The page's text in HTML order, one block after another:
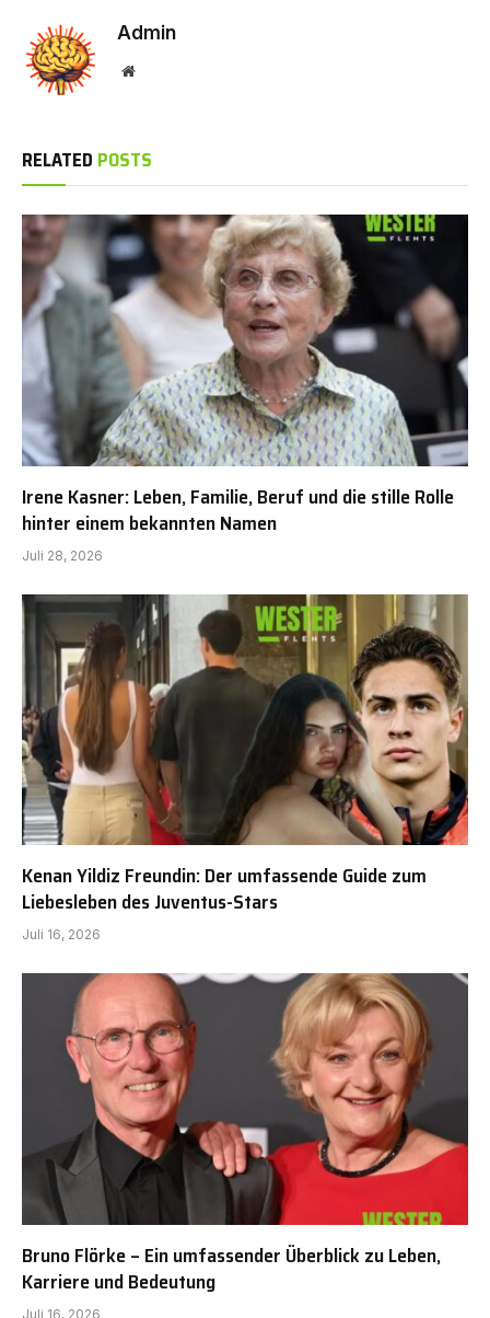
Admin
Website
RELATED POSTS
Irene Kasner: Leben, Familie, Beruf und die stille Rolle
hinter einem bekannten Namen
Juli 28, 2026
Kenan Yildiz Freundin: Der umfassende Guide zum
Liebesleben des Juventus-Stars
Juli 16, 2026
Bruno Flörke – Ein umfassender Überblick zu Leben,
Karriere und Bedeutung
Juli 16, 2026